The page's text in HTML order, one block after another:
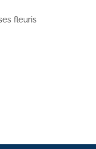
fleuris